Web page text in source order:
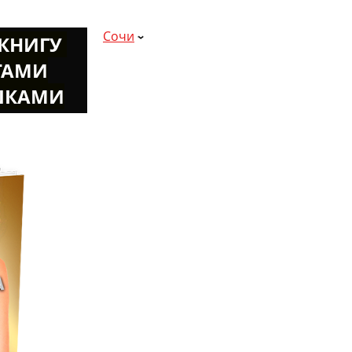
НИГУ
Сочи